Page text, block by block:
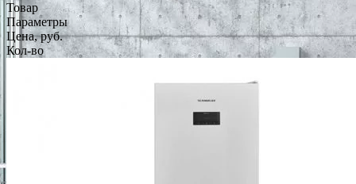
Товар
Параметры
Цена, руб.
Кол-во